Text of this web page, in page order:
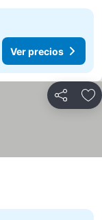
Ver precios
Compartir